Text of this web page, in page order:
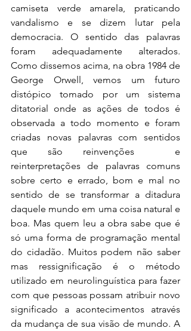
camiseta verde amarela, praticando
vandalismo e se dizem lutar pela
democracia. O sentido das palavras
foram adequadamente alterados.
Como dissemos acima, na obra 1984 de
George Orwell, vemos um futuro
distópico tomado por um sistema
ditatorial onde as ações de todos é
observada a todo momento e foram
criadas novas palavras com sentidos
que são reinvenções  e
reinterpretações de palavras comuns
sobre certo e errado, bom e mal no
sentido de se transformar a ditadura
daquele mundo em uma coisa natural e
boa. Mas quem leu a obra sabe que é
só uma forma de programação mental
do cidadão. Muitos podem não saber
mas ressignificação é o método
utilizado em neurolinguística para fazer
com que pessoas possam atribuir novo
significado a acontecimentos através
da mudança de sua visão de mundo. A